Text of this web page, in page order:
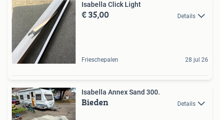
Isabella Click Light
€ 35,00 Details
Frieschepalen 28 jul 26
Isabella Annex Sand 300.
Bieden Details